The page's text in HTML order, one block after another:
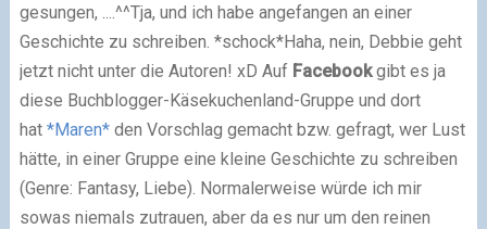
gesungen, ....^^Tja, und ich habe angefangen an einer
Geschichte zu schreiben. *schock*Haha, nein, Debbie geht
jetzt nicht unter die Autoren! xD Auf Facebookgibt es ja
diese Buchblogger-Käsekuchenland-Gruppe und dort
hat *Maren*den Vorschlag gemacht bzw. gefragt, wer Lust
hätte, in einer Gruppe eine kleine Geschichte zu schreiben
(Genre: Fantasy, Liebe). Normalerweise würde ich mir
sowas niemals zutrauen, aber da es nur um den reinen